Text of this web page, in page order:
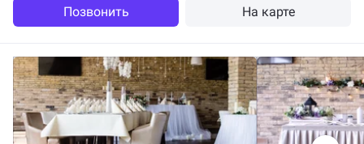
Позвонить На карте